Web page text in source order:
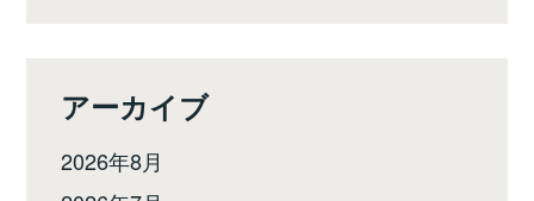
アーカイブ
2026年8月